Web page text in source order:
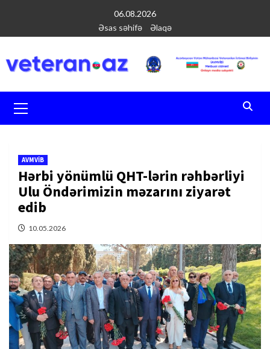
содержимому
06.08.2026
Əsas səhifə
Əlaqə
меню
AVMVİB
Hərbi yönümlü QHT-lərin rəhbərliyi
Ulu Öndərimizin məzarını ziyarət
edib
10.05.2026